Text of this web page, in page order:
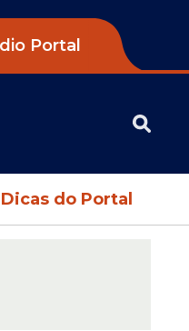
Portal
Dicas do Portal